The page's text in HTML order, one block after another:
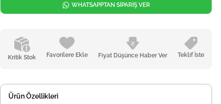
Kritik Stok Favorilere Ekle Fiyat Düşünce Haber Ver Teklif İste
WHATSAPPTAN SİPARİŞ VER
Ürün Özellikleri